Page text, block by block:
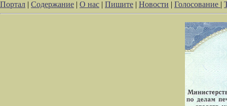
Портал | Содержание | О нас | Пишите | Новости | Голосование |